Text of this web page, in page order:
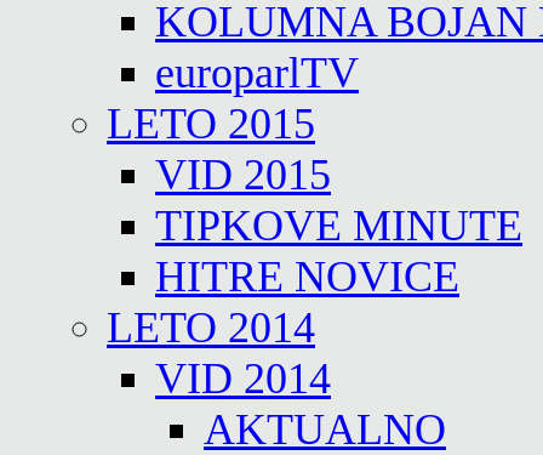
KOLUMNA BOJAN
europarlTV
LETO 2015
VID 2015
TIPKOVE MINUTE
HITRE NOVICE
LETO 2014
VID 2014
AKTUALNO